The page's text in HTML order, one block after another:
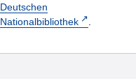
Deutschen
Nationalbibliothek
.